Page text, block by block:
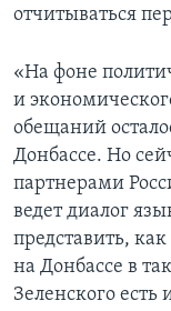
отчитываться
«На фоне
и
обещаний
Донбассе. Но
партнерами
ведет диалог
представить,
на Донбассе в
Зеленского есть